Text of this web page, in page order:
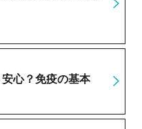
心？免疫の基本